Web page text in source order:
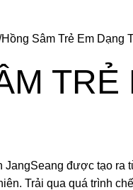
Hồng Sâm Trẻ Em Dạng
TRẺ
JangSeang được tạo
Trải qua quá trình